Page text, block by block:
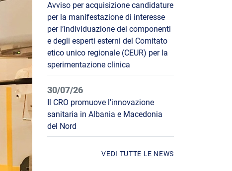
Avviso per acquisizione candidature
per la manifestazione di interesse
per l’individuazione dei componenti
e degli esperti esterni del Comitato
etico unico regionale (CEUR) per la
sperimentazione clinica
30/07/26
Il CRO promuove l’innovazione
sanitaria in Albania e Macedonia
del Nord
VEDI TUTTE LE NEWS